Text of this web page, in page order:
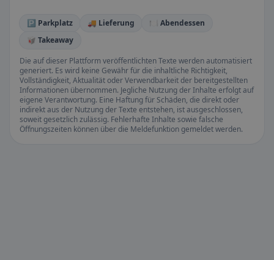
🅿️ Parkplatz 🚚 Lieferung
🍽️ Abendessen
🥡 Takeaway
Die auf dieser Plattform veröffentlichten Texte werden automatisiert
generiert. Es wird keine Gewähr für die inhaltliche Richtigkeit,
Vollständigkeit, Aktualität oder Verwendbarkeit der bereitgestellten
Informationen übernommen. Jegliche Nutzung der Inhalte erfolgt auf
eigene Verantwortung. Eine Haftung für Schäden, die direkt oder
indirekt aus der Nutzung der Texte entstehen, ist ausgeschlossen,
soweit gesetzlich zulässig. Fehlerhafte Inhalte sowie falsche
Öffnungszeiten können über die Meldefunktion gemeldet werden.